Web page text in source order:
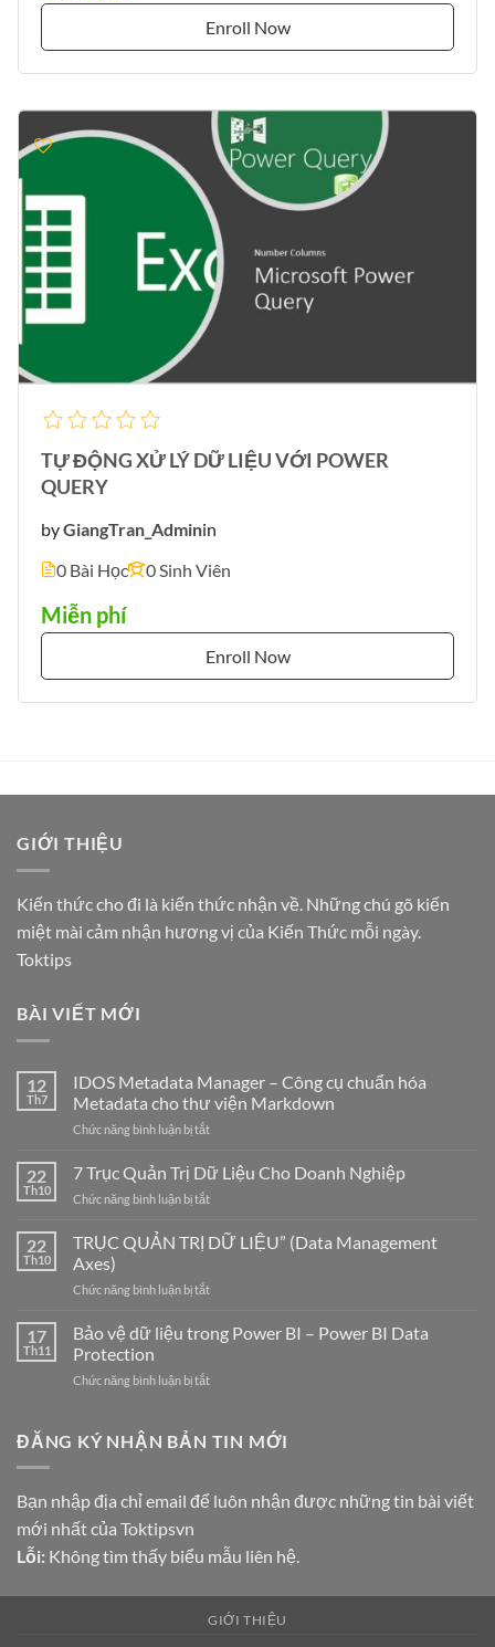
Enroll Now
TỰ ĐỘNG XỬ LÝ DỮ LIỆU VỚI POWER
QUERY
byGiangTran_Adminin
0 Bài Học
0 Sinh Viên
Miễn phí
Enroll Now
GIỚI THIỆU
Kiến thức cho đi là kiến thức nhận về. Những chú gõ kiến
miệt mài cảm nhận hương vị của Kiến Thức mỗi ngày.
Toktips
BÀI VIẾT MỚI
12
Th7
IDOS Metadata Manager – Công cụ chuẩn hóa
Metadata cho thư viện Markdown
Chức năng bình luận bị tắtở
Metadata
Manager
–
cụ
Metadata
thư
22
Th10
7 Trục Quản Trị Dữ Liệu Cho Doanh Nghiệp
Chức năng bình luận bị tắtở
Trục
Quản
Dữ
Cho
Doanh
22
Th10
TRỤC QUẢN TRỊ DỮ LIỆU” (Data Management
Axes)
Chức năng bình luận bị tắtở
QUẢN
TRỊ
LIỆU”
Axes)
17
Th11
Bảo vệ dữ liệu trong Power BI – Power BI Data
Protection
Chức năng bình luận bị tắtở
dữ
BI
Power
BI
ĐĂNG KÝ NHẬN BẢN TIN MỚI
Bạn nhập địa chỉ email để luôn nhận được những tin bài viết
mới nhất của Toktipsvn
Lỗi: Không tìm thấy biểu mẫu liên hệ.
GIỚI THIỆU